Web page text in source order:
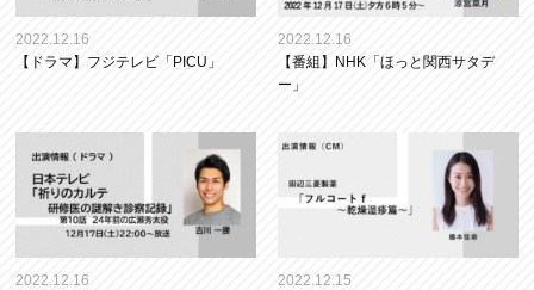
2022.12.16
【ドラマ】フジテレビ「PICU」
2022.12.16
【番組】NHK「ほっと関西サタデ
ー」
2022.12.16
2022.12.15